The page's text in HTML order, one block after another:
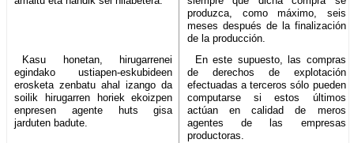
produzca, como máximo, seis
meses después de la finalización
de la producción.
Kasu honetan, hirugarrenei
egindako ustiapen-eskubideen
erosketa zenbatu ahal izango da
soilik hirugarren horiek ekoizpen
enpresen agente huts gisa
jarduten badute.
En este supuesto, las compras
de derechos de explotación
efectuadas a terceros sólo pueden
computarse si estos últimos
actúan en calidad de meros
agentes de las empresas
productoras.